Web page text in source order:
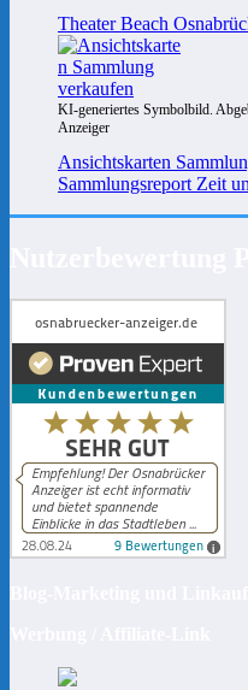
Theater Beach
KI-generiertes Symbolbild.
Anzeiger
Ansichtskarten
Sammlungsreport Zeit